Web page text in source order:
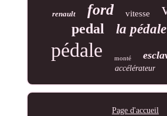
renault ford vitesse
pedal la pédale
pédale monté
accélérateur
Page d'accueil